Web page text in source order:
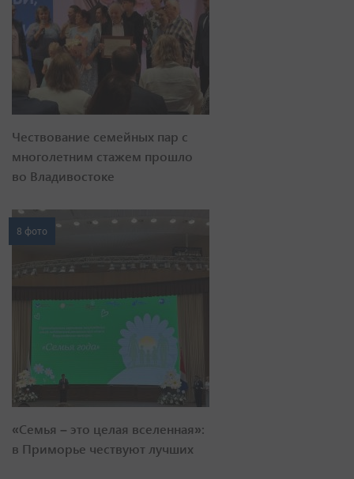
Чествование семейных пар с
многолетним стажем прошло
во Владивостоке
8 фото
«Семья – это целая вселенная»:
в Приморье чествуют лучших